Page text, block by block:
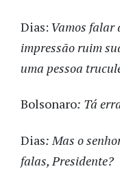
Dias: Vamos falar
impressão ruim
uma pessoa
Bolsonaro: Tá
Dias: Mas o
falas, Presidente?